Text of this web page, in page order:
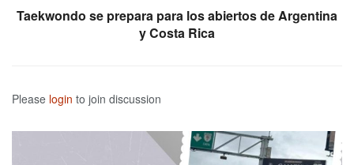
Taekwondo se prepara para los abiertos de Argentina
y Costa Rica
Please login to join discussion